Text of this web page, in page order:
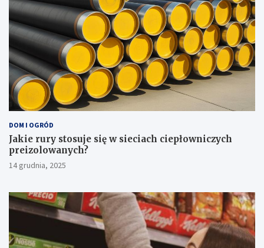
DOM I OGRÓD
Jakie rury stosuje się w sieciach ciepłowniczych
preizolowanych?
14 grudnia, 2025